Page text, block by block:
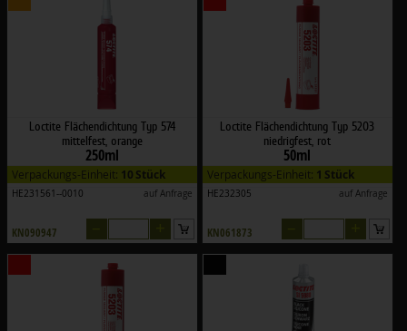
Loctite Flächendichtung Typ 574
mittelfest, orange
250ml
Verpackungs-Einheit: 10 Stück
HE231561--0010 auf Anfrage
KN090947
Loctite Flächendichtung Typ 5203
niedrigfest, rot
50ml
Verpackungs-Einheit: 1 Stück
HE232305 auf Anfrage
KN061873